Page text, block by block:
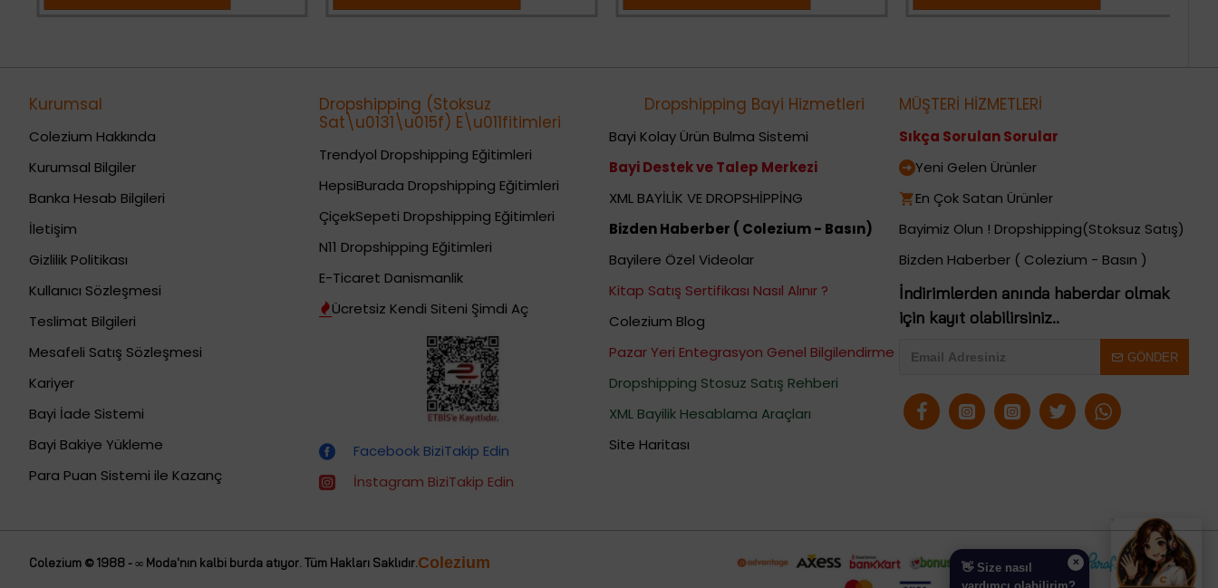
Kurumsal
Colezium Hakkında
Kurumsal Bilgiler
Banka Hesab Bilgileri
İletişim
Gizlilik Politikası
Kullanıcı Sözleşmesi
Teslimat Bilgileri
Mesafeli Satış Sözleşmesi
Kariyer
Bayi İade Sistemi
Bayi Bakiye Yükleme
Para Puan Sistemi ile Kazanç
Dropshipping (Stoksuz
Sat\u0131\u015f) E\u011fitimleri
Trendyol Dropshipping Eğitimleri
HepsiBurada Dropshipping Eğitimleri
ÇiçekSepeti Dropshipping Eğitimleri
N11 Dropshipping Eğitimleri
E-Ticaret Danismanlik
Ücretsiz Kendi Siteni Şimdi Aç
Facebook BiziTakip Edin
İnstagram BiziTakip Edin
Dropshipping Bayi Hizmetleri
Bayi Kolay Ürün Bulma Sistemi
Bayi Destek ve Talep Merkezi
XML BAYİLİK VE DROPSHİPPİNG
Bizden Haberber ( Colezium - Basın)
Bayilere Özel Videolar
Kitap Satış Sertifikası Nasıl Alınır ?
Colezium Blog
Pazar Yeri Entegrasyon Genel Bilgilendirme
Dropshipping Stosuz Satış Rehberi
XML Bayilik Hesablama Araçları
Site Haritası
MÜŞTERİ HİZMETLERİ
Sıkça Sorulan Sorular
Yeni Gelen Ürünler
En Çok Satan Ürünler
Bayimiz Olun ! Dropshipping(Stoksuz Satış)
Bizden Haberber ( Colezium - Basın )
İndirimlerden anında haberdar olmak
için kayıt olabilirsiniz..
GÖNDER
Colezium © 1988 - ∞ Moda'nın kalbi burda atıyor. Tüm Hakları Saklıdır.Colezium ✕
👋 Size nasıl